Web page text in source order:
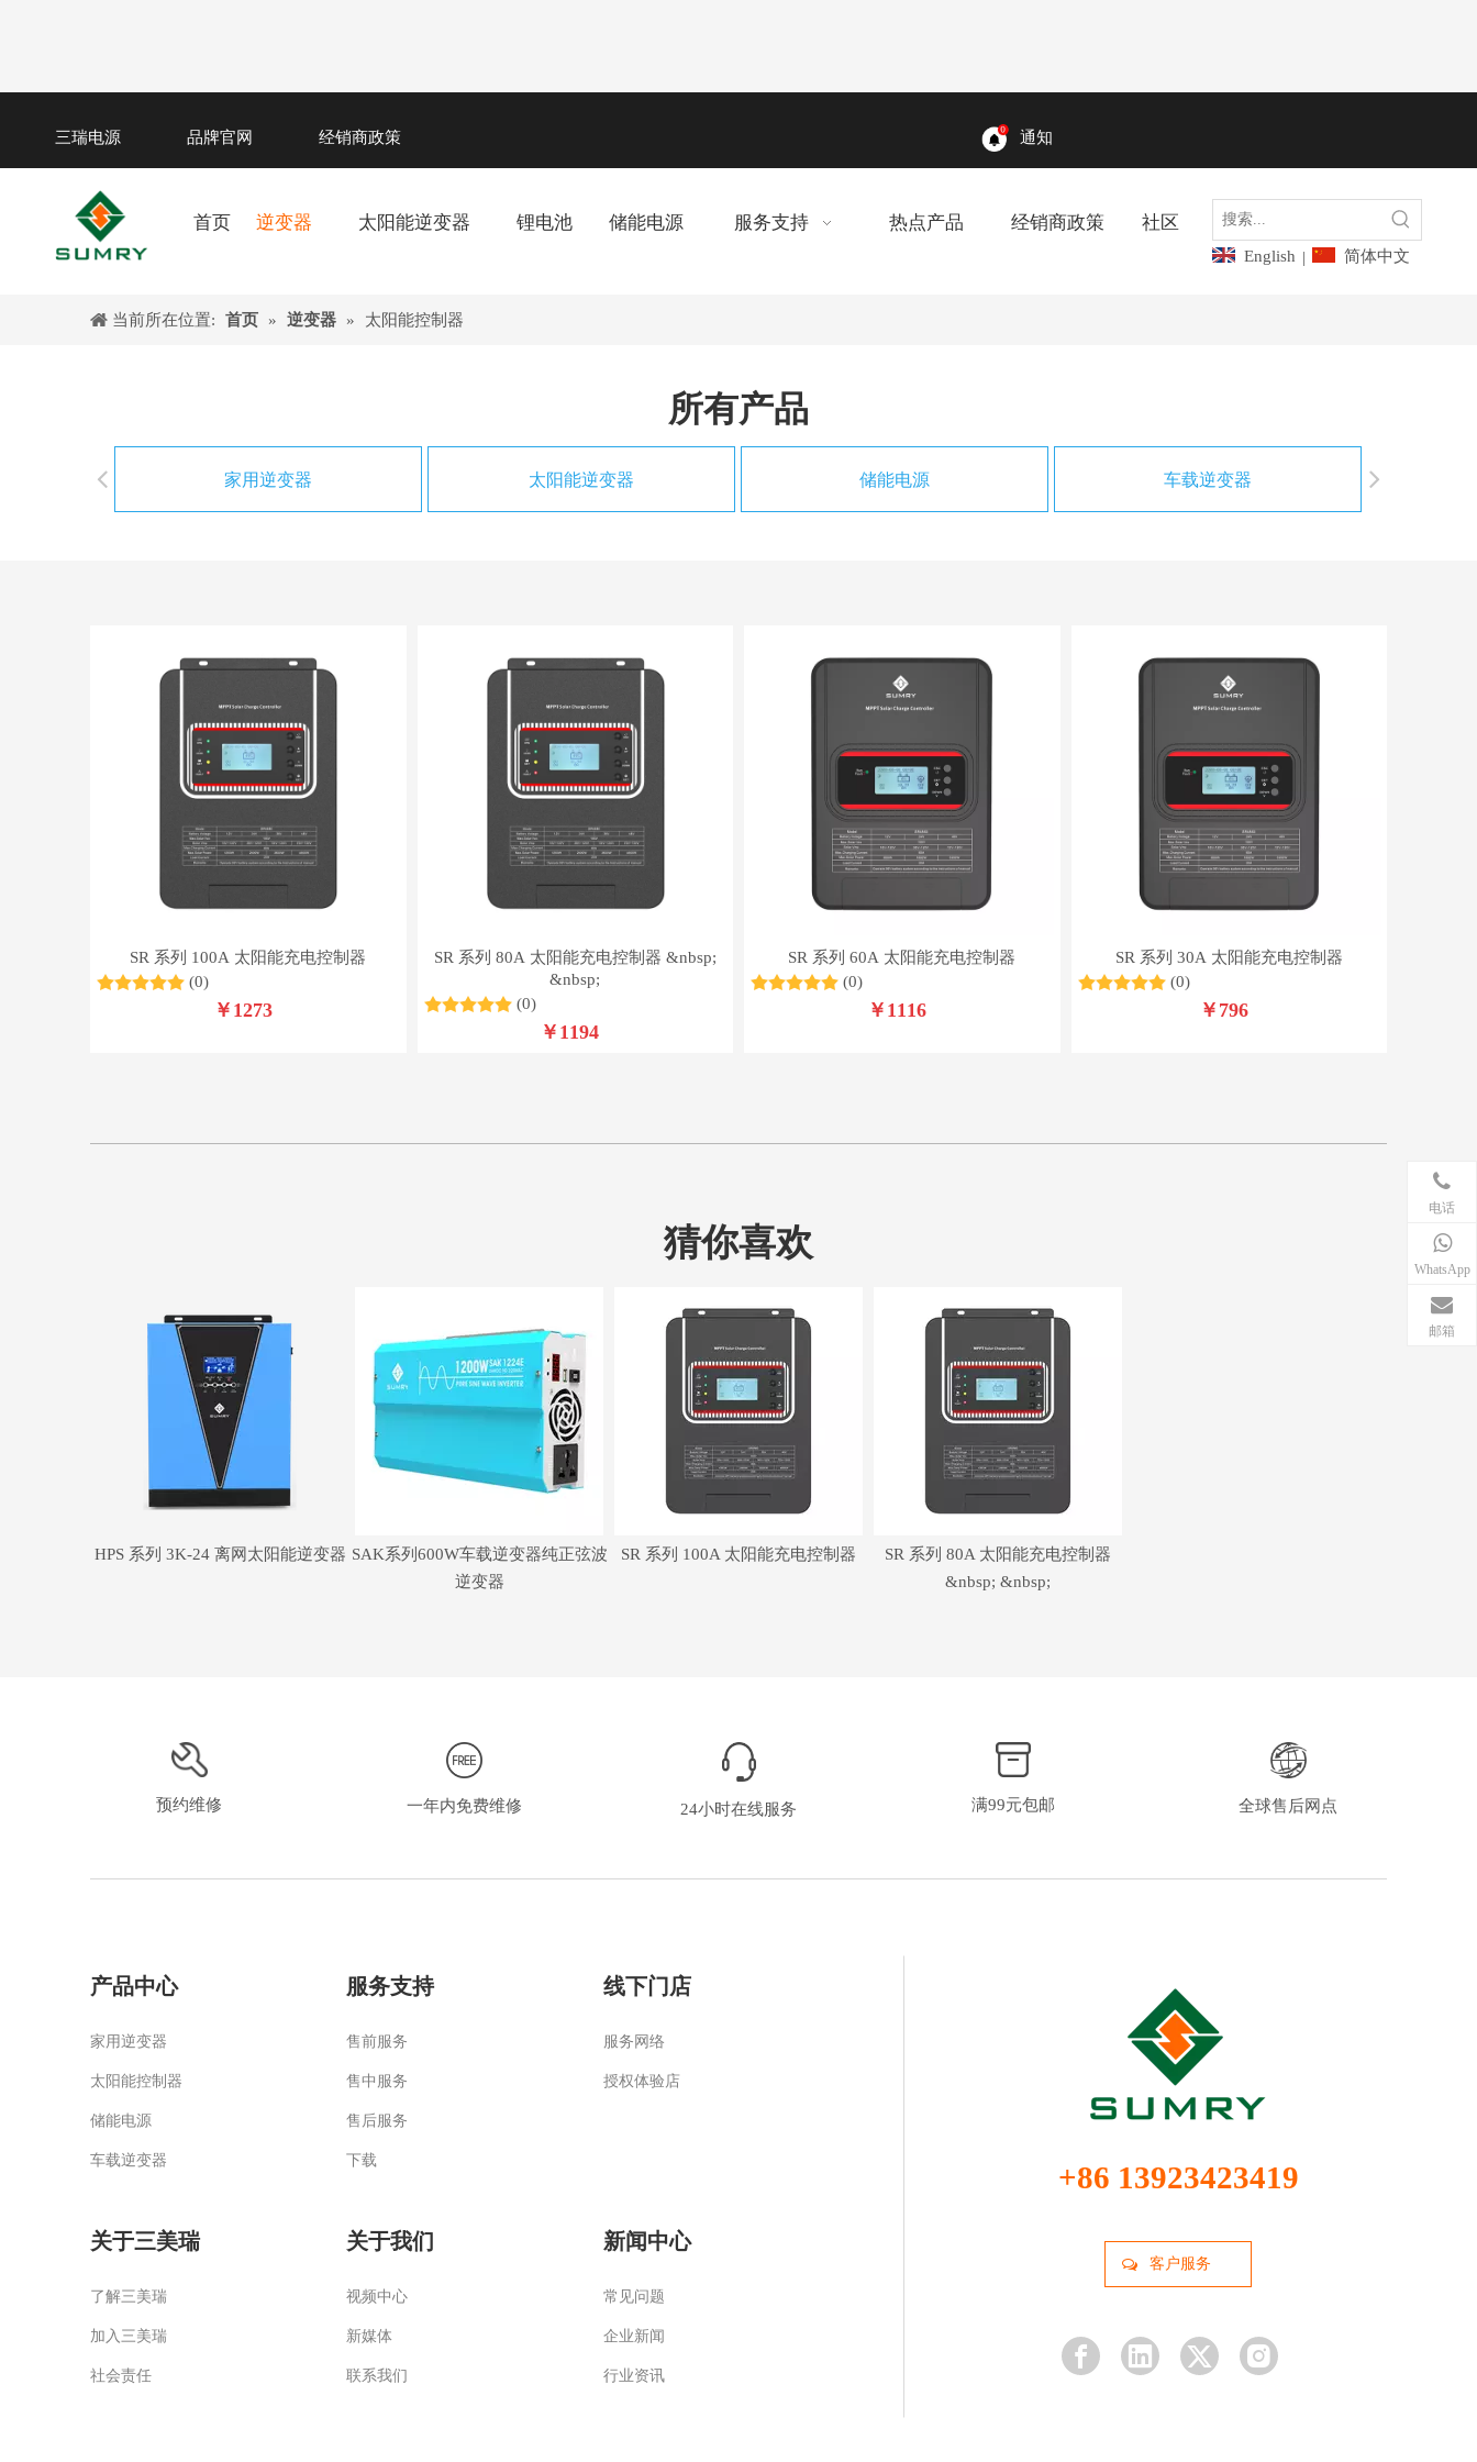
三瑞电源 品牌官网 经销商政策 通知
首页 逆变器 太阳能逆变器 锂电池 储能电源 服务支持 热点产品 经销商政策 社区
English | 简体中文
当前所在位置: 首页 » 逆变器 » 太阳能控制器
所有产品
家用逆变器 太阳能逆变器 储能电源 车载逆变器
SR 系列 100A 太阳能充电控制器
(0)
￥ 1273
SR 系列 80A 太阳能充电控制器 &nbsp;
&nbsp;
(0)
￥ 1194
SR 系列 60A 太阳能充电控制器
(0)
￥ 1116
SR 系列 30A 太阳能充电控制器
(0)
￥ 796
猜你喜欢
HPS 系列 3K-24 离网太阳能逆变器 SAK系列600W车载逆变器纯正弦波
逆变器
SR 系列 100A 太阳能充电控制器
SR 系列 80A 太阳能充电控制器
&nbsp; &nbsp;
电话
WhatsApp
邮箱
预约维修 一年内免费维修 24小时在线服务 满99元包邮 全球售后网点
产品中心
家用逆变器
太阳能控制器
储能电源
车载逆变器
服务支持
售前服务
售中服务
售后服务
下载
线下门店
服务网络
授权体验店
关于三美瑞
了解三美瑞
加入 三美瑞
社会责任
关于我们
视频中心
新媒体
联系我们
新闻中心
常见问题
企业新闻
行业资讯
+86 13923423419
客户服务